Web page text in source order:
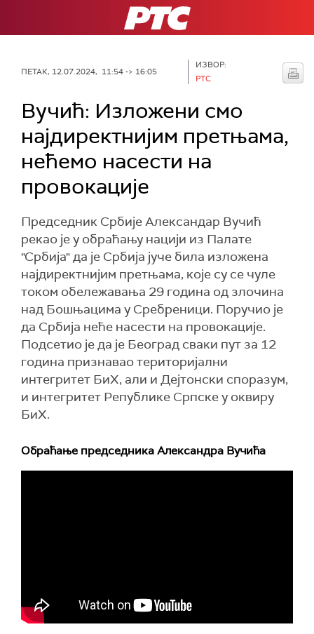
РТС
ПЕТАК, 12.07.2024, 11:54 -> 16:05
ИЗВОР:
РТС
Вучић: Изложени смо
најдиректнијим претњама,
нећемо насести на
провокације
Председник Србије Александар Вучић
рекао је у обраћању нацији из Палате
"Србија" да је Србија јуче била изложена
најдиректнијим претњама, које су се чуле
током обележавања 29 година од злочина
над Бошњацима у Сребреници. Поручио је
да Србија неће насести на провокације.
Подсетио је да је Београд сваки пут за 12
година признавао територијални
интегритет БиХ, али и Дејтонски споразум,
и интегритет Републике Српске у оквиру
БиХ.
Обраћање председника Александра Вучића